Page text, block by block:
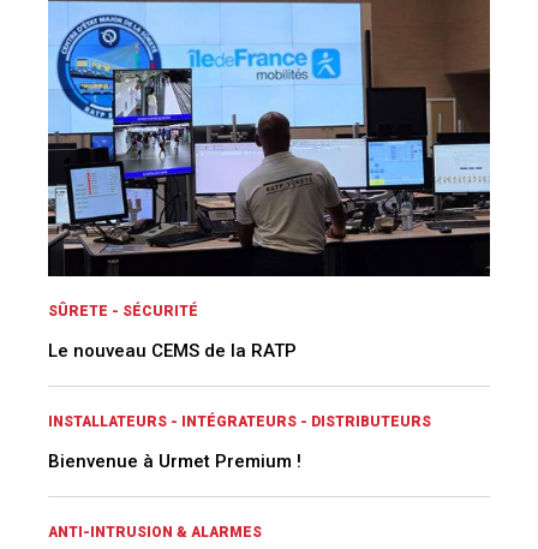
SÛRETE - SÉCURITÉ
Le nouveau CEMS de la RATP
INSTALLATEURS - INTÉGRATEURS - DISTRIBUTEURS
Bienvenue à Urmet Premium !
ANTI-INTRUSION & ALARMES